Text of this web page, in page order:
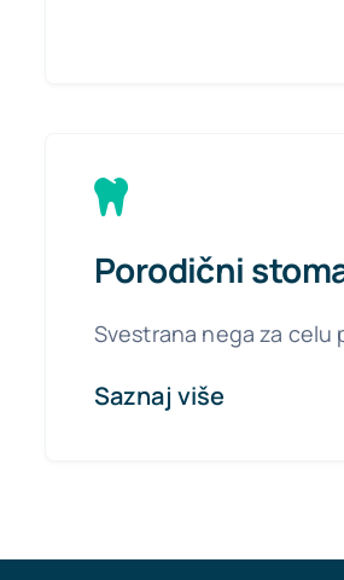
Porodični
Svestrana nega za celu
Saznaj više